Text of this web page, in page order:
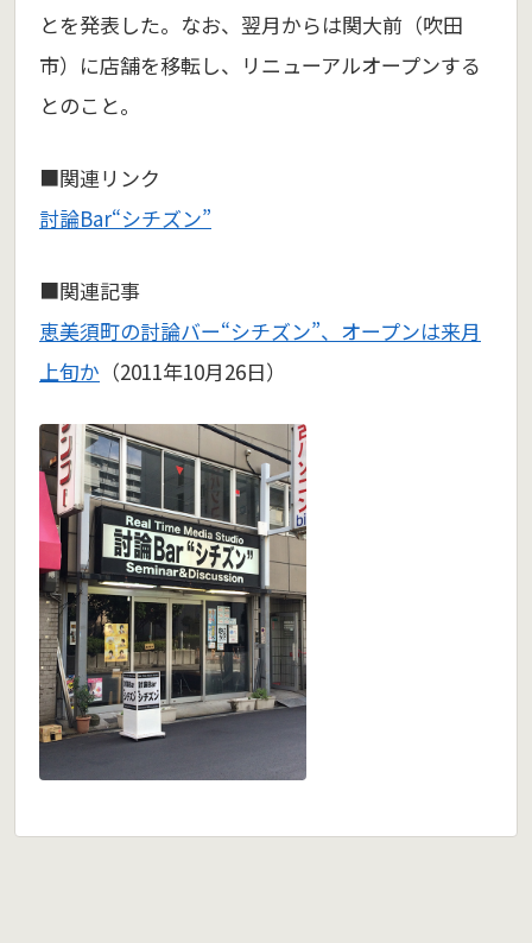
とを発表した。なお、翌月からは関大前（吹田
市）に店舗を移転し、リニューアルオープンする
とのこと。
■関連リンク
討論Bar“シチズン”
■関連記事
恵美須町の討論バー“シチズン”、オープンは来月
上旬か （2011年10月26日）